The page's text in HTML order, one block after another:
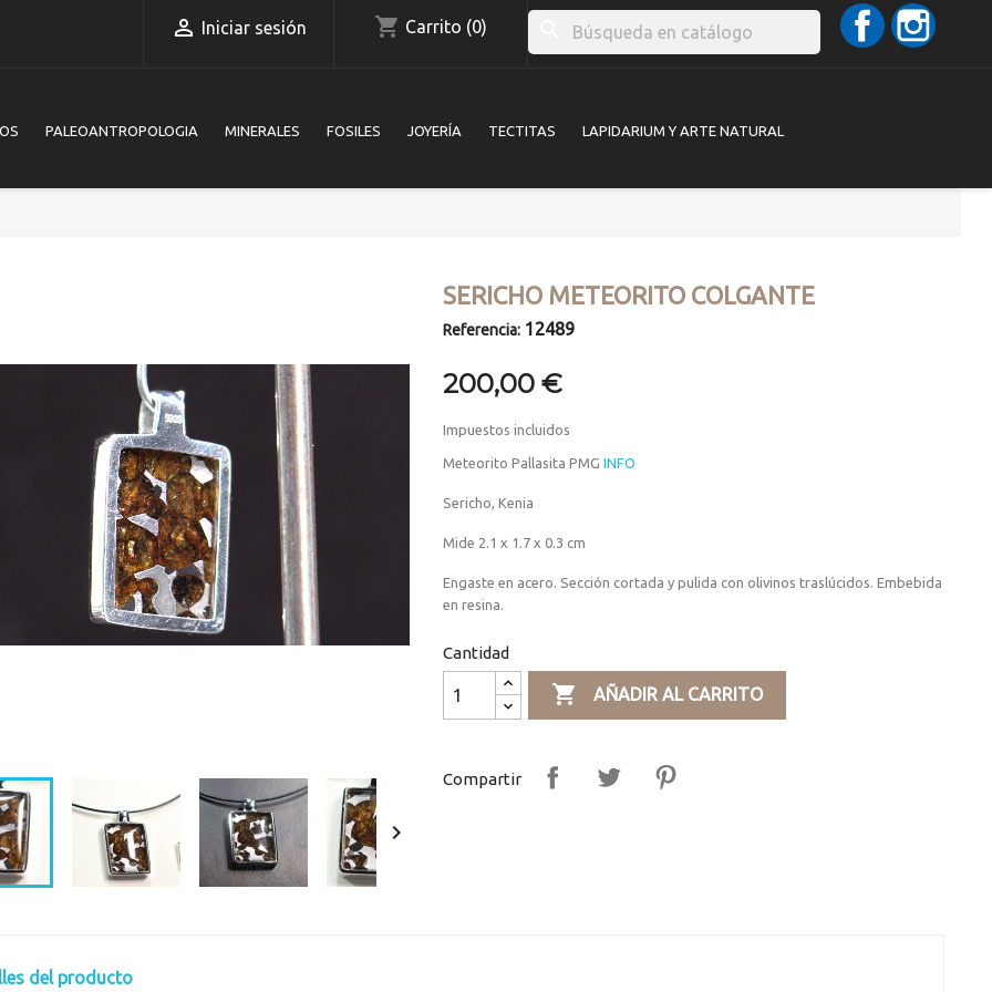
 Iniciar sesión shopping_cart Carrito (0)
Facebook
PALEOANTROPOLOGIA MINERALES FOSILES JOYERÍA TECTITAS LAPIDARIUM Y ARTE NATURAL
Video
Player
is
loading.

SERICHO METEORITO COLGANTE
Referencia: 12489
200,00 €
Impuestos incluidos
Meteorito Pallasita PMG INFO
Sericho, Kenia
Mide 2.1 x 1.7 x 0.3 cm
Engaste en acero. Sección cortada y pulida con olivinos traslúcidos. Embebida
en resina.
Cantidad
 AÑADIR AL CARRITO
Compartir
del producto